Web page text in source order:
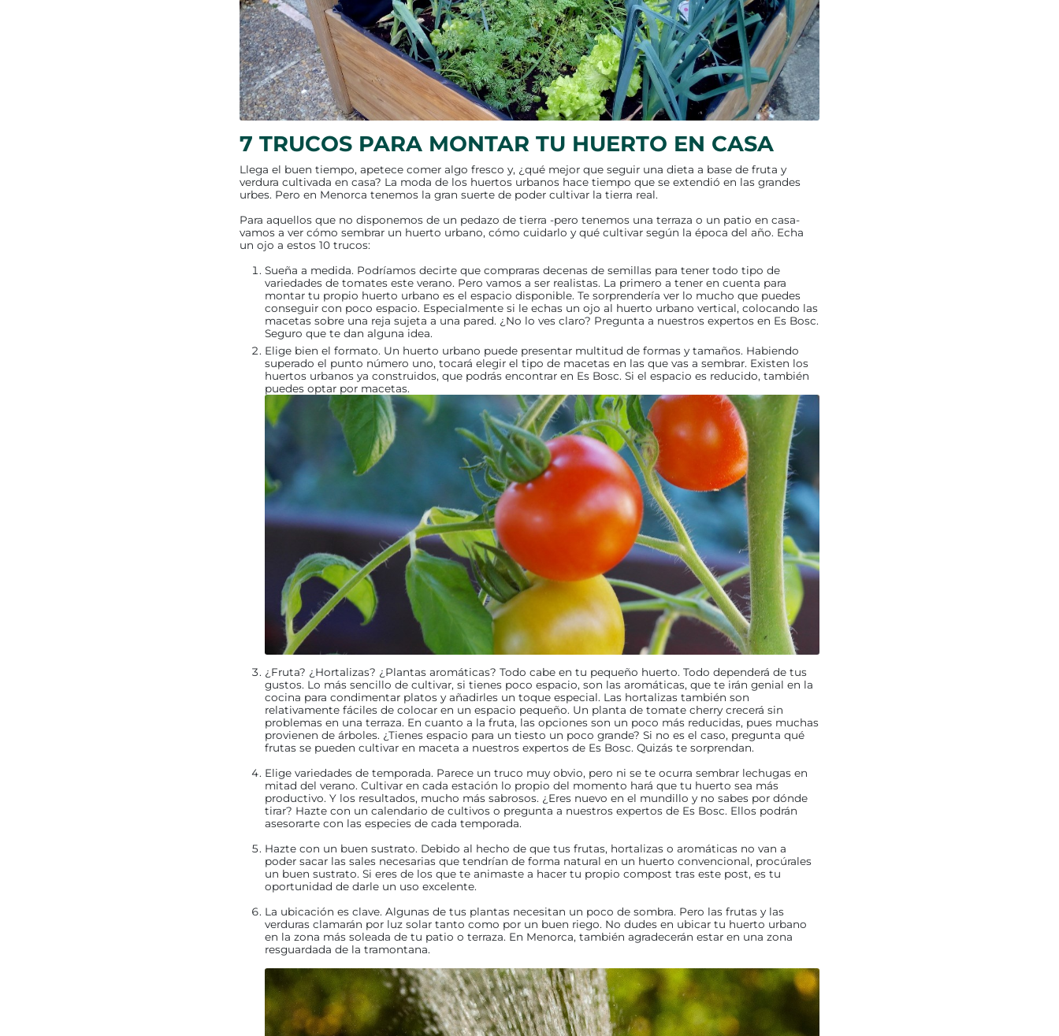
7 TRUCOS PARA MONTAR TU HUERTO EN CASA
Llega el buen tiempo, apetece comer algo fresco y, ¿qué mejor que seguir una dieta a base de fruta y
verdura cultivada en casa? La moda de los huertos urbanos hace tiempo que se extendió en las grandes
urbes. Pero en Menorca tenemos la gran suerte de poder cultivar la tierra real.
Para aquellos que no disponemos de un pedazo de tierra -pero tenemos una terraza o un patio en casa-
vamos a ver cómo sembrar un huerto urbano, cómo cuidarlo y qué cultivar según la época del año. Echa
un ojo a estos 10 trucos:
Sueña a medida. Podríamos decirte que compraras decenas de semillas para tener todo tipo de
variedades de tomates este verano. Pero vamos a ser realistas. La primero a tener en cuenta para
montar tu propio huerto urbano es el espacio disponible. Te sorprendería ver lo mucho que puedes
conseguir con poco espacio. Especialmente si le echas un ojo al huerto urbano vertical, colocando las
macetas sobre una reja sujeta a una pared. ¿No lo ves claro? Pregunta a nuestros expertos en Es Bosc.
Seguro que te dan alguna idea.
Elige bien el formato. Un huerto urbano puede presentar multitud de formas y tamaños. Habiendo
superado el punto número uno, tocará elegir el tipo de macetas en las que vas a sembrar. Existen los
huertos urbanos ya construidos, que podrás encontrar en Es Bosc. Si el espacio es reducido, también
puedes optar por macetas.
¿Fruta? ¿Hortalizas? ¿Plantas aromáticas? Todo cabe en tu pequeño huerto. Todo dependerá de tus
gustos. Lo más sencillo de cultivar, si tienes poco espacio, son las aromáticas, que te irán genial en la
cocina para condimentar platos y añadirles un toque especial. Las hortalizas también son
relativamente fáciles de colocar en un espacio pequeño. Un planta de tomate cherry crecerá sin
problemas en una terraza. En cuanto a la fruta, las opciones son un poco más reducidas, pues muchas
provienen de árboles. ¿Tienes espacio para un tiesto un poco grande? Si no es el caso, pregunta qué
frutas se pueden cultivar en maceta a nuestros expertos de Es Bosc. Quizás te sorprendan.
Elige variedades de temporada. Parece un truco muy obvio, pero ni se te ocurra sembrar lechugas en
mitad del verano. Cultivar en cada estación lo propio del momento hará que tu huerto sea más
productivo. Y los resultados, mucho más sabrosos. ¿Eres nuevo en el mundillo y no sabes por dónde
tirar? Hazte con un calendario de cultivos o pregunta a nuestros expertos de Es Bosc. Ellos podrán
asesorarte con las especies de cada temporada.
Hazte con un buen sustrato. Debido al hecho de que tus frutas, hortalizas o aromáticas no van a
poder sacar las sales necesarias que tendrían de forma natural en un huerto convencional, procúrales
un buen sustrato. Si eres de los que te animaste a hacer tu propio compost tras este post, es tu
oportunidad de darle un uso excelente.
La ubicación es clave. Algunas de tus plantas necesitan un poco de sombra. Pero las frutas y las
verduras clamarán por luz solar tanto como por un buen riego. No dudes en ubicar tu huerto urbano
en la zona más soleada de tu patio o terraza. En Menorca, también agradecerán estar en una zona
resguardada de la tramontana.